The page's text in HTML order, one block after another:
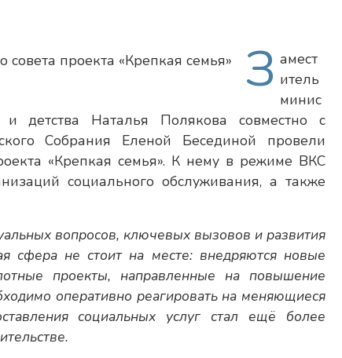
З амест
итель
минис
и детства Наталья Полякова совместно с
Собрания Еленой Бесединой провели
«Крепкая семья». К нему в режиме ВКС
социального обслуживания, а также
вопросов, ключевых вызовов и развития
сфера не стоит на месте: внедряются новые
проекты, направленные на повышение
оперативно реагировать на меняющиеся
социальных услуг стал ещё более